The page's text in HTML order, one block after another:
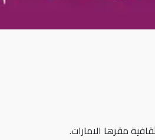
مقرها الامارات.